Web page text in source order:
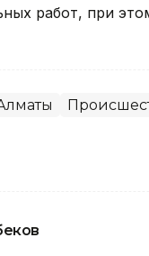
работ, при